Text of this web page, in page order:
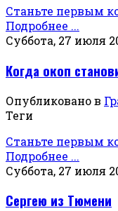
Станьте первым
Подробнее ...
Суббота, 27 июля
Когда окоп
Опубликовано в
Теги
Станьте первым
Подробнее ...
Суббота, 27 июля
Сергею из Тюмени